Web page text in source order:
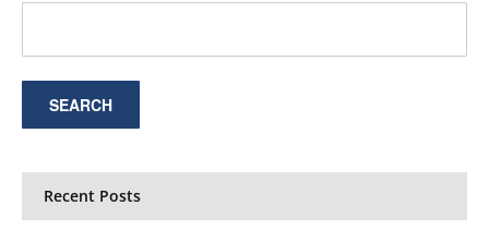
Recent Posts